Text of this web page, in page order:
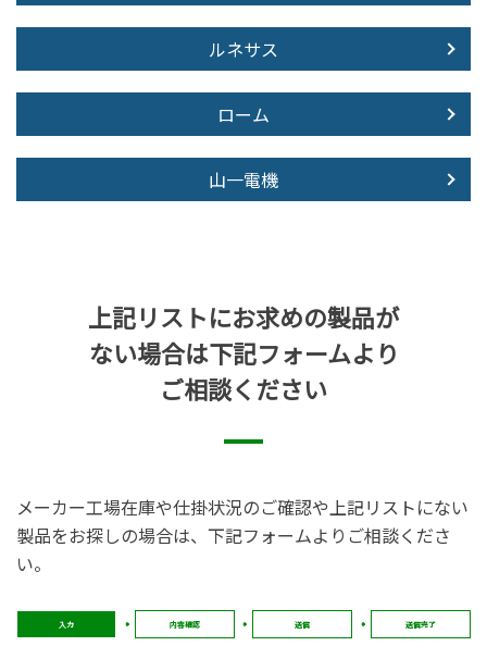
ルネサス
ローム
山一電機
上記リストにお求めの製品が
ない場合は下記フォームより
ご相談ください
メーカー工場在庫や仕掛状況のご確認や上記リストにない
製品をお探しの場合は、下記フォームよりご相談くださ
い。
入力 内容確認 送信 送信完了